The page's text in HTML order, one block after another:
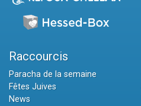
Raccourcis
Paracha de la semaine
Fêtes Juives
News